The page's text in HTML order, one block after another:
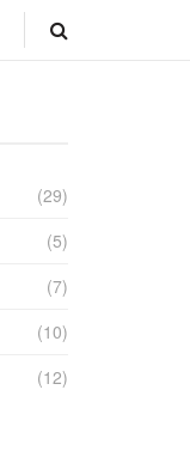
(29)
(5)
(7)
(10)
(12)